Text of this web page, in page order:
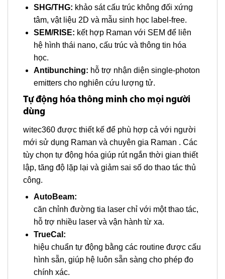
SHG/THG: khảo sát cấu trúc không đối xứng
tâm, vật liệu 2D và mẫu sinh học label-free.
SEM/RISE: kết hợp Raman với SEM để liên
hệ hình thái nano, cấu trúc và thông tin hóa
học.
Antibunching: hỗ trợ nhận diện single-photon
emitters cho nghiên cứu lượng tử.
Tự động hóa thông minh cho mọi người
dùng
witec360 được thiết kế để phù hợp cả với người
mới sử dụng Raman và chuyên gia Raman . Các
tùy chọn tự động hóa giúp rút ngắn thời gian thiết
lập, tăng độ lặp lại và giảm sai số do thao tác thủ
công.
AutoBeam:
căn chỉnh đường tia laser chỉ với một thao tác,
hỗ trợ nhiều laser và vận hành từ xa.
TrueCal:
hiệu chuẩn tự động bằng các routine được cấu
hình sẵn, giúp hệ luôn sẵn sàng cho phép đo
chính xác.